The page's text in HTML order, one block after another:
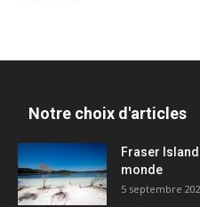
Notre choix d'articles
Fraser
monde
5 septembre